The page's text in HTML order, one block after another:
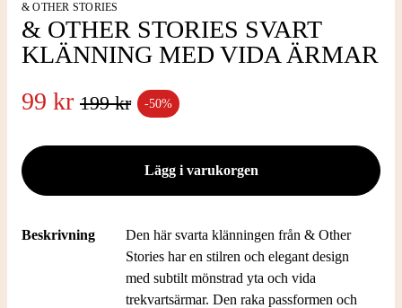
& OTHER STORIES
& OTHER STORIES SVART
KLÄNNING MED VIDA ÄRMAR
99 kr 199 kr -50%
Beskrivning
Den här svarta klänningen från & Other
Stories har en stilren och elegant design
med subtilt mönstrad yta och vida
trekvartsärmar. Den raka passformen och